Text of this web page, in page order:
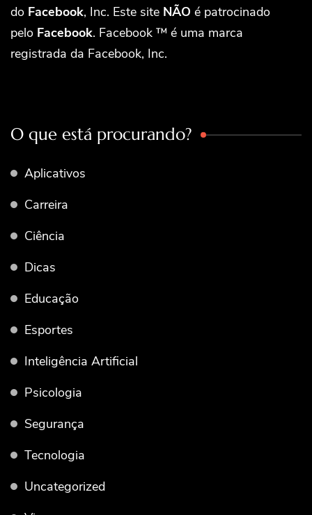
do Facebook, Inc. Este site NÃO é patrocinado
pelo Facebook. Facebook ™ é uma marca
registrada da Facebook, Inc.
O que está procurando?
Aplicativos
Carreira
Ciência
Dicas
Educação
Esportes
Inteligência Artificial
Psicologia
Segurança
Tecnologia
Uncategorized